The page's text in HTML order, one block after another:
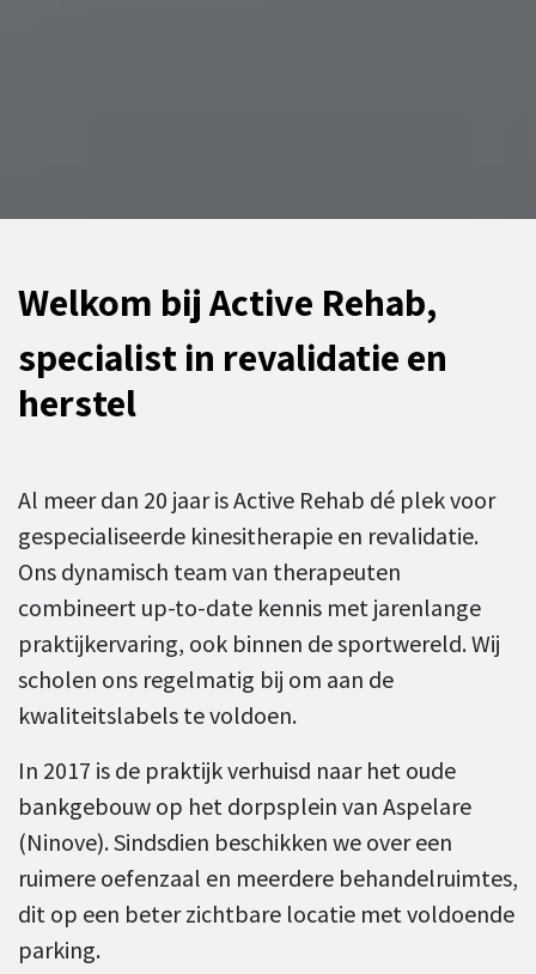
Welkom bij Active Rehab,
specialist in revalidatie en
herstel
Al meer dan 20 jaar is Active Rehab dé plek voor
gespecialiseerde kinesitherapie en revalidatie.
Ons dynamisch team van therapeuten
combineert up-to-date kennis met jarenlange
praktijkervaring, ook binnen de sportwereld. Wij
scholen ons regelmatig bij om aan de
kwaliteitslabels te voldoen.
In 2017 is de praktijk verhuisd naar het oude
bankgebouw op het dorpsplein van Aspelare
(Ninove). Sindsdien beschikken we over een
ruimere oefenzaal en meerdere behandelruimtes,
dit op een beter zichtbare locatie met voldoende
parking.